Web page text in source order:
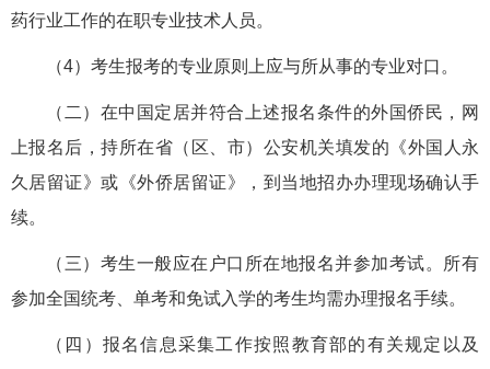
药行业工作的在职专业技术人员。
（4）考生报考的专业原则上应与所从事的专业对口。
（二）在中国定居并符合上述报名条件的外国侨民，网
上报名后，持所在省（区、市）公安机关填发的《外国人永
久居留证》或《外侨居留证》，到当地招办办理现场确认手
续。
（三）考生一般应在户口所在地报名并参加考试。所有
参加全国统考、单考和免试入学的考生均需办理报名手续。
（四）报名信息采集工作按照教育部的有关规定以及